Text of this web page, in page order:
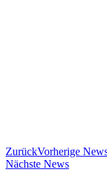
ZurückVorherige
Nächste News